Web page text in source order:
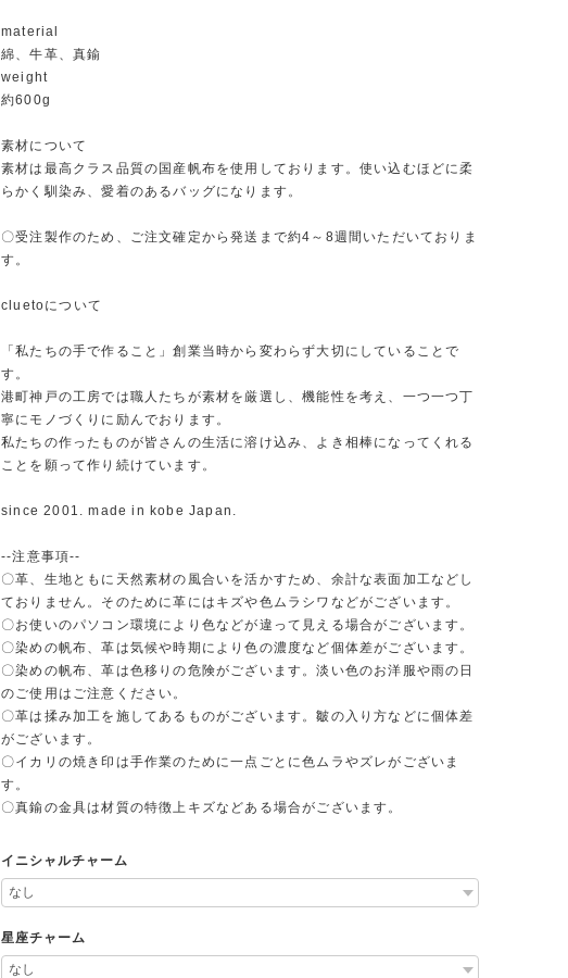
material
綿、牛革、真鍮
weight
約600g
素材について
素材は最高クラス品質の国産帆布を使用しております。使い込むほどに柔
らかく馴染み、愛着のあるバッグになります。
〇受注製作のため、ご注文確定から発送まで約4～8週間いただいておりま
す。
cluetoについて
「私たちの手で作ること」創業当時から変わらず大切にしていることで
す。
港町神戸の工房では職人たちが素材を厳選し、機能性を考え、一つ一つ丁
寧にモノづくりに励んでおります。
私たちの作ったものが皆さんの生活に溶け込み、よき相棒になってくれる
ことを願って作り続けています。
since 2001. made in kobe Japan.
--注意事項--
〇革、生地ともに天然素材の風合いを活かすため、余計な表面加工などし
ておりません。そのために革にはキズや色ムラシワなどがございます。
〇お使いのパソコン環境により色などが違って見える場合がございます。
〇染めの帆布、革は気候や時期により色の濃度など個体差がございます。
〇染めの帆布、革は色移りの危険がございます。淡い色のお洋服や雨の日
のご使用はご注意ください。
〇革は揉み加工を施してあるものがございます。皺の入り方などに個体差
がございます。
〇イカリの焼き印は手作業のために一点ごとに色ムラやズレがございま
す。
〇真鍮の金具は材質の特徴上キズなどある場合がございます。
イニシャルチャーム
星座チャーム